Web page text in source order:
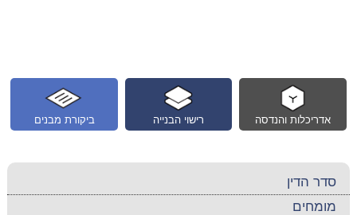
ביקורת מבנים רישוי הבנייה אדריכלות והנדסה
סדר הדין
מומחים